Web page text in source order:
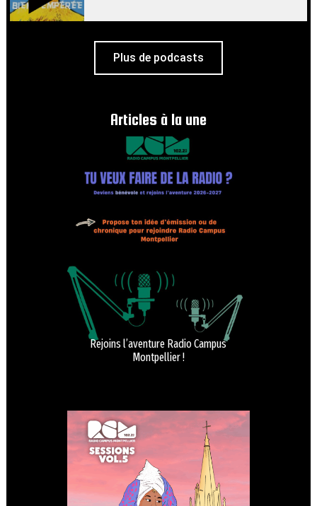
Plus de podcasts
Articles à la une
Rejoins l’aventure Radio Campus
Montpellier !